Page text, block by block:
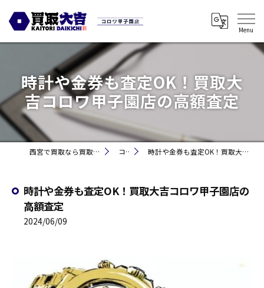
時計や金券も査定OK！買取大
吉コロワ甲子園店の高額査定
西宮で買取なら買取大吉コロワ甲子園店 コラム 時計や金券も査定OK！買取大吉コロワ甲子園店の高額査定
時計や金券も査定OK！買取大吉コロワ甲子園店の
高額査定
2024/06/09